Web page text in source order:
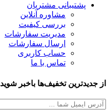
پشتیبانی مشتریان
مشاوره آنلاین
بررسی کیفیت
مدیریت سفارشات
ارسال سفارشات
حساب کاربری
تماس با ما
از جدیدترین تخفیف‌ها باخبر شوید